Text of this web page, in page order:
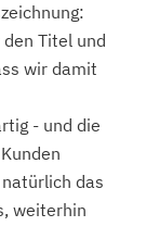
Titel und
wir damit
- und die
das
weiterhin